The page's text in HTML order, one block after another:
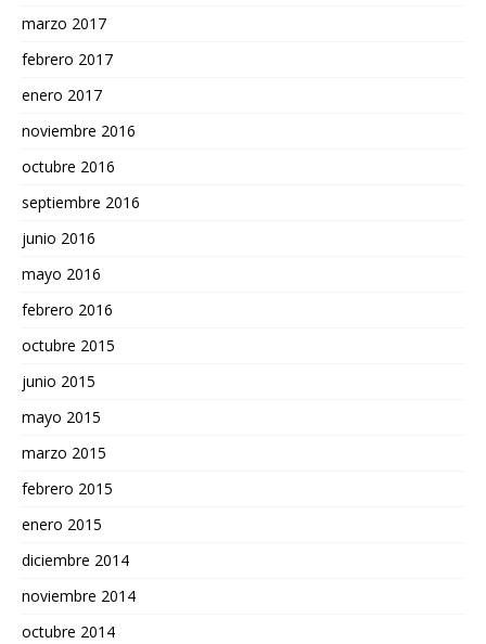
marzo 2017
febrero 2017
enero 2017
noviembre 2016
octubre 2016
septiembre 2016
junio 2016
mayo 2016
febrero 2016
octubre 2015
junio 2015
mayo 2015
marzo 2015
febrero 2015
enero 2015
diciembre 2014
noviembre 2014
octubre 2014